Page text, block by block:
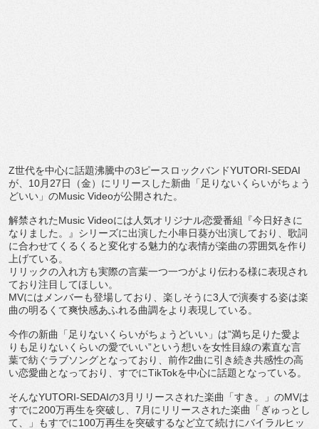
Z世代を中心に話題沸騰中の3ピースロックバンドYUTORI-SEDAI
が、 10月 27日（金）にリリースした新曲「 足りないくらいがちょう
どいい」のMusic Videoが公開された。
解禁されたMusic Videoには人気オリジナル恋愛番組『今日好きに
なりました。
』シリーズに出演した小串日葵が出演しており、 歌詞
に合わせてくるくると変化する魅力的な表情が楽曲の雰囲気を作り
上げている。
リリックの入れ方も実際の言葉一つ一つがより伝わる様に表現され
ており注目してほしい。
MVにはメンバーも登場しており、楽しそうに3 人で演奏する姿は楽
曲の明るくて爽快感あふれる曲調をより表現している。
今作の新曲「足りないくらいがちょうどいい」は”満ち足りた愛よ
りも足りないくらいの愛でいい”という想いを女性目線の素直な言
葉で紡ぐラブソングとなっており
、前作2曲に引き続き共感性の高
い恋愛曲となっており、すでにTikTokを中心に話題となっている。
そんなYUTORI-SEDAIの3月リリースされた楽曲「すき。」のMVは
すでに200万再生を突破し、 7 月にリリースされた楽曲「ぎゅっとし
て、」もすでに100万再生を突破するなど立て続けにバイラルヒッ